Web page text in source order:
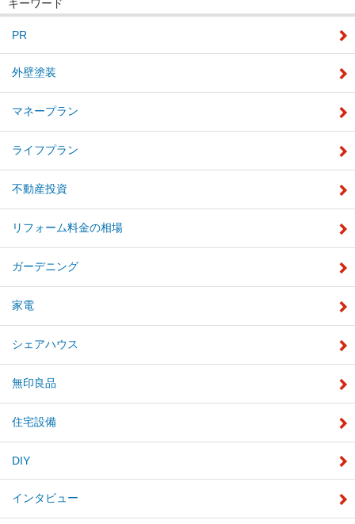
キーワード
PR
外壁塗装
マネープラン
ライフプラン
不動産投資
リフォーム料金の相場
ガーデニング
家電
シェアハウス
無印良品
住宅設備
DIY
インタビュー